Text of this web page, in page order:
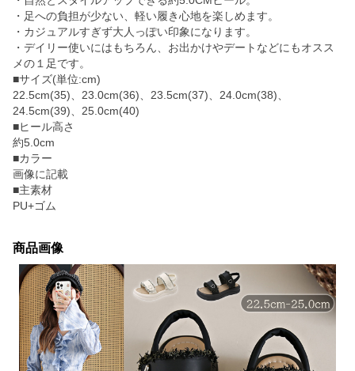
・足への負担が少ない、軽い履き心地を楽しめます。
・カジュアルすぎず大人っぽい印象になります。
・デイリー使いにはもちろん、お出かけやデートなどにもオスス
メの１足です。
■サイズ(単位:cm)
22.5cm(35)、23.0cm(36)、23.5cm(37)、24.0cm(38)、
24.5cm(39)、25.0cm(40)
■ヒール高さ
約5.0cm
■カラー
画像に記載
■主素材
PU+ゴム
商品画像